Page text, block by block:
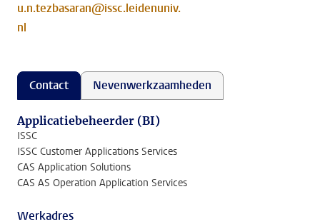
u.n.tezbasaran@issc.leidenuniv.
nl
Contact Nevenwerkzaamheden
Applicatiebeheerder (BI)
ISSC
ISSC Customer Applications Services
CAS Application Solutions
CAS AS Operation Application Services
Werkadres